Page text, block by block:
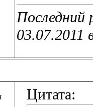
Последний
03.07.2011
Цитата: